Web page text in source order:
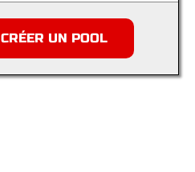
CRÉER UN POOL